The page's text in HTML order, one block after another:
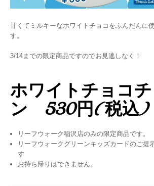
甘くてミルキーなホワイトチョコをふんだんに
す。
3/14までの限定商品ですのでお見逃しなく！
ホワイトチョコ
ン 530円(税込)
リーフウォーク稲沢店のみの限定商品です。
リーフウォークグリーンキッズカードのご提
す
お持ち帰りはできません。